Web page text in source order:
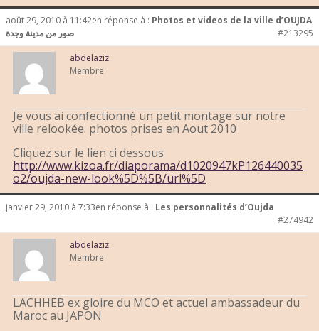
août 29, 2010 à 11:42en réponse à : Photos et videos de la ville d’OUJDA
صور من مدينة وجدة
#213295
abdelaziz
Membre
Je vous ai confectionné un petit montage sur notre
ville relookée. photos prises en Aout 2010
Cliquez sur le lien ci dessous
http://www.kizoa.fr/diaporama/d1020947kP126440035
o2/oujda-new-look%5D%5B/url%5D
janvier 29, 2010 à 7:33en réponse à : Les personnalités d’Oujda
#274942
abdelaziz
Membre
LACHHEB ex gloire du MCO et actuel ambassadeur du
Maroc au JAPON